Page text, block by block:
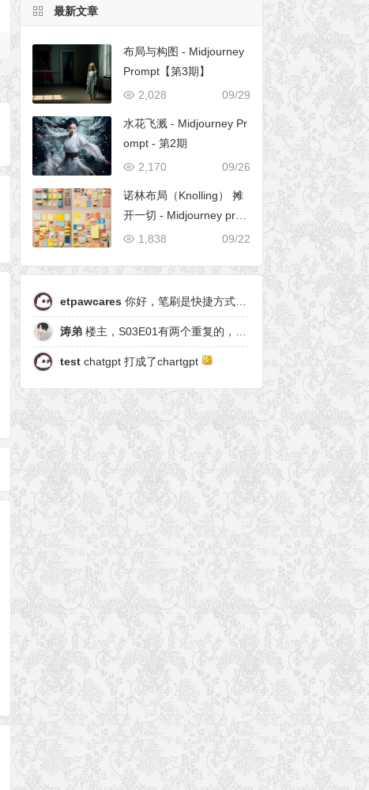
最新文章
布局与构图 - Midjourney
Prompt【第3期】
09/29
2,028
水花飞溅 - Midjourney Pr
ompt - 第2期
09/26
2,170
诺林布局（Knolling） 摊
开一切 - Midjourney pro
mpt
09/22
1,838
etpawcares 你好，笔刷是快捷方式，有原笔刷么
涛弟 楼主，S03E01有两个重复的，另一个是粒子形态
test chatgpt 打成了chartgpt